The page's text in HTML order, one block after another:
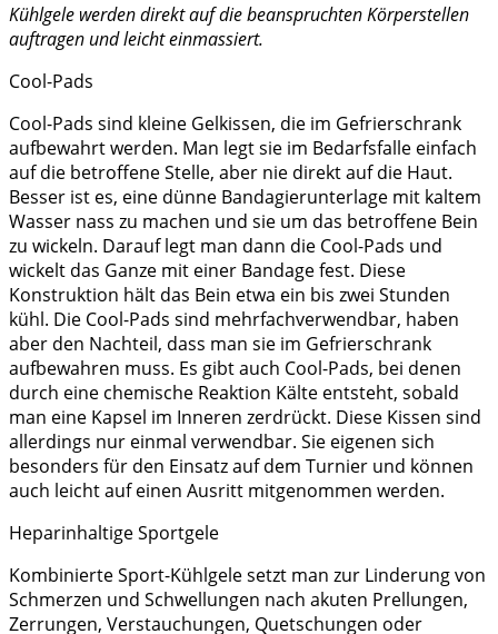
Kühlgele werden direkt auf die beanspruchten Körperstellen
auftragen und leicht einmassiert.
Cool-Pads
Cool-Pads sind kleine Gelkissen, die im Gefrierschrank
aufbewahrt werden. Man legt sie im Bedarfsfalle einfach
auf die betroffene Stelle, aber nie direkt auf die Haut.
Besser ist es, eine dünne Bandagierunterlage mit kaltem
Wasser nass zu machen und sie um das betroffene Bein
zu wickeln. Darauf legt man dann die Cool-Pads und
wickelt das Ganze mit einer Bandage fest. Diese
Konstruktion hält das Bein etwa ein bis zwei Stunden
kühl. Die Cool-Pads sind mehrfachverwendbar, haben
aber den Nachteil, dass man sie im Gefrierschrank
aufbewahren muss. Es gibt auch Cool-Pads, bei denen
durch eine chemische Reaktion Kälte entsteht, sobald
man eine Kapsel im Inneren zerdrückt. Diese Kissen sind
allerdings nur einmal verwendbar. Sie eigenen sich
besonders für den Einsatz auf dem Turnier und können
auch leicht auf einen Ausritt mitgenommen werden.
Heparinhaltige Sportgele
Kombinierte Sport-Kühlgele setzt man zur Linderung von
Schmerzen und Schwellungen nach akuten Prellungen,
Zerrungen, Verstauchungen, Quetschungen oder